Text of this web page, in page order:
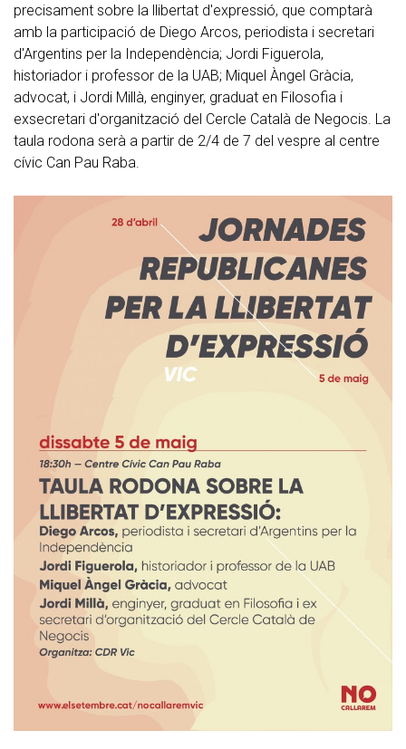
precisament sobre la llibertat d'expressió, que comptarà
amb la participació de Diego Arcos, periodista i secretari
d'Argentins per la Independència; Jordi Figuerola,
historiador i professor de la UAB; Miquel Àngel Gràcia,
advocat, i Jordi Millà, enginyer, graduat en Filosofia i
exsecretari d'organització del Cercle Català de Negocis. La
taula rodona serà a partir de 2/4 de 7 del vespre al centre
cívic Can Pau Raba.